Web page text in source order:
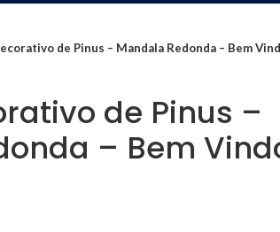
de Pinus – Mandala Redonda – Bem
de Pinus –
– Bem